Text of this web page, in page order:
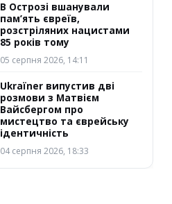
В Острозі вшанували
пам’ять євреїв,
розстріляних нацистами
85 років тому
05 серпня 2026, 14:11
Ukraїner випустив дві
розмови з Матвієм
Вайсбергом про
мистецтво та єврейську
ідентичність
04 серпня 2026, 18:33